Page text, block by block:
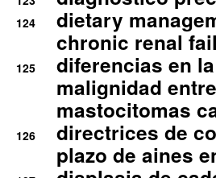
124
dietary
chronic renal
125
diferencias en
malignidad
mastocitomas
126
directrices de
plazo de aines